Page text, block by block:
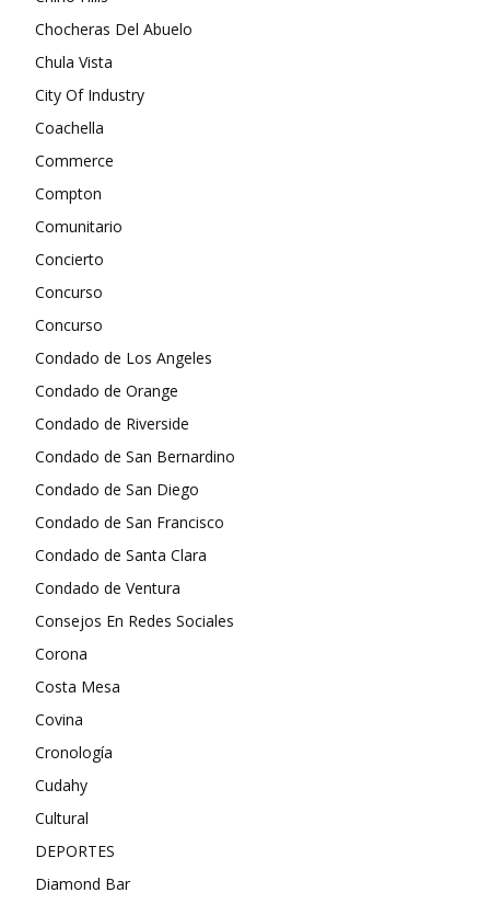
Chocheras Del Abuelo
Chula Vista
City Of Industry
Coachella
Commerce
Compton
Comunitario
Concierto
Concurso
Concurso
Condado de Los Angeles
Condado de Orange
Condado de Riverside
Condado de San Bernardino
Condado de San Diego
Condado de San Francisco
Condado de Santa Clara
Condado de Ventura
Consejos En Redes Sociales
Corona
Costa Mesa
Covina
Cronología
Cudahy
Cultural
DEPORTES
Diamond Bar